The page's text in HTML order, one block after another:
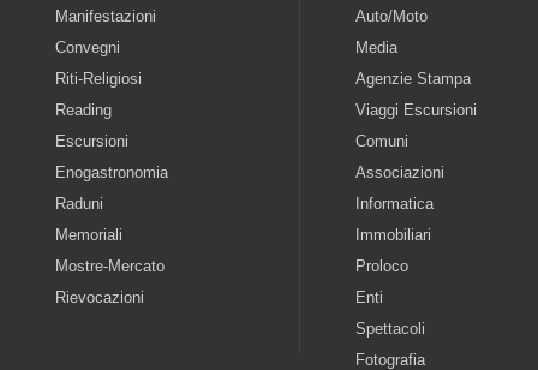
Manifestazioni
Convegni
Riti-Religiosi
Reading
Escursioni
Enogastronomia
Raduni
Memoriali
Mostre-Mercato
Rievocazioni
Auto/Moto
Media
Agenzie Stampa
Viaggi Escursioni
Comuni
Associazioni
Informatica
Immobiliari
Proloco
Enti
Spettacoli
Fotografia